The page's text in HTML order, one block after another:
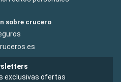
sobre crucero
exclusivas ofertas